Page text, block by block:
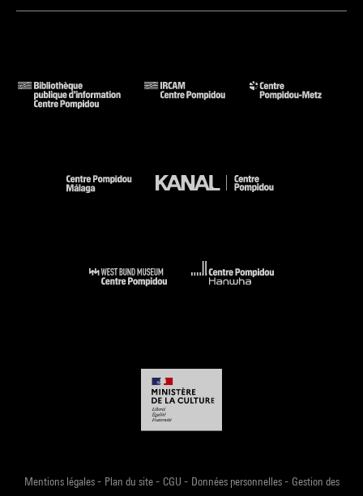
Mentions légales- Plan du site- CGU - Données personnelles- Gestion des